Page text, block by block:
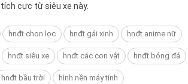
cực từ siêu xe này.
hnđt chon lọc hnđt gái xinh hnđt anime nữ
hnđt siêu xe hnđt các con vật hnđt bóng đá
hnđt bầu trời hình nền máy tính